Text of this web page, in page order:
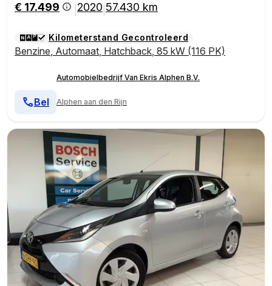
€ 17.499 2020 57.430 km
Kilometerstand Gecontroleerd
Benzine, Automaat, Hatchback, 85 kW (116 PK)
Automobielbedrijf Van Ekris Alphen B.V.
Alphen aan den Rijn
Bel